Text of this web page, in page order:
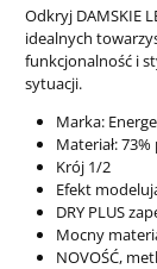
Odkryj DAMSKIE
idealnych
funkcjonalność i
sytuacji.
Marka:
Materiał:
Krój 1/2
Efekt
DRY PLUS
Mocny
NOVOŚĆ,